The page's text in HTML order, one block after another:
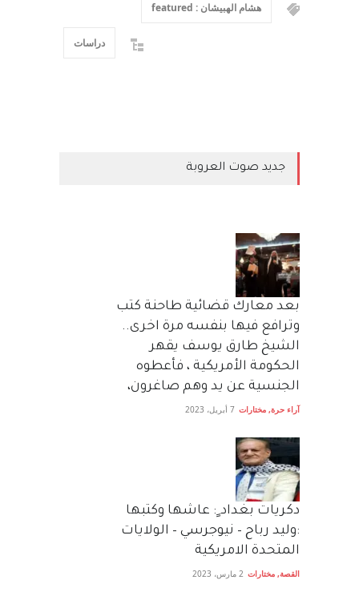
هشام الهبيشان : featured
دراسات
جديد صوت العروبة
بعد معارك قضائية طاحنة كتب
وترافع فيها بنفسه مرة اخرى..
الشيخ طارق يوسف يقهر
الحكومة الأمريكية ، فأعطوه
الجنسية عن يد وهم صاغرون،
آراء حرة, مختارات 7 أبريل، 2023
دكريات بغداد ٍ: عاشها وكتبها
:وليد رباح – نيوجرسي – الولايات
المتحدة الامريكية
القصة, مختارات 2 مارس، 2023